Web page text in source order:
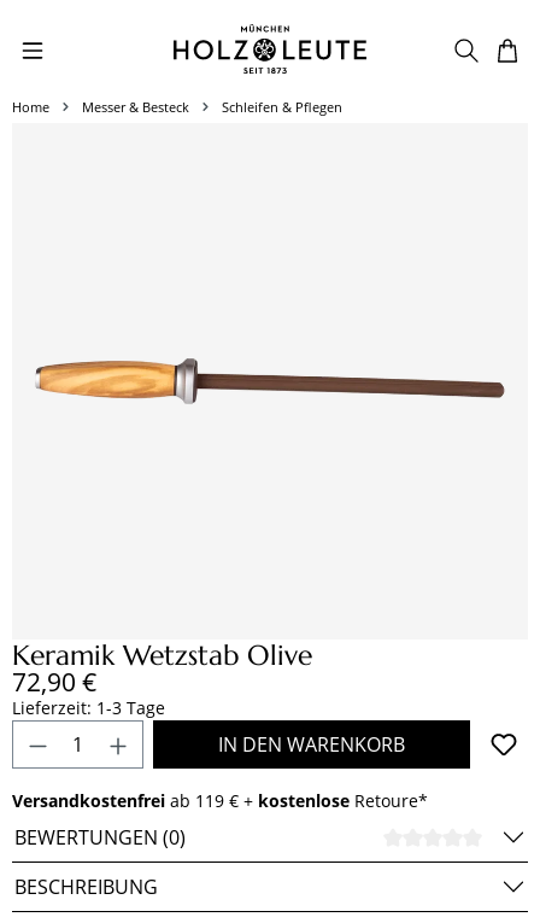
Zum Hauptinhalt springen
Home Messer & Besteck Schleifen & Pflegen
Keramik Wetzstab Olive
Regulärer Preis:
72,90 €
Lieferzeit: 1-3 Tage
Produkt Anzahl: Gib den gewünschten
IN DEN WARENKORB
Versandkostenfrei ab 119 € + kostenlose Retoure*
BEWERTUNGEN (0)
BESCHREIBUNG